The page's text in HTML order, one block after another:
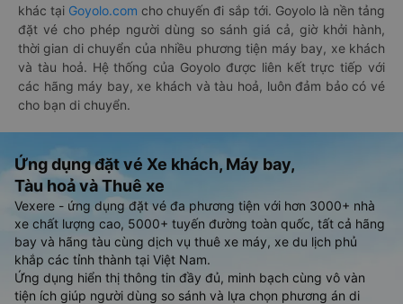
khác tại Goyolo.com cho chuyến đi sắp tới. Goyolo là nền tảng
đặt vé cho phép người dùng so sánh giá cả, giờ khởi hành,
thời gian di chuyển của nhiều phương tiện máy bay, xe khách
và tàu hoả. Hệ thống của Goyolo được liên kết trực tiếp với
các hãng máy bay, xe khách và tàu hoả, luôn đảm bảo có vé
cho bạn di chuyển.
Ứng dụng đặt vé Xe khách, Máy bay,
Tàu hoả và Thuê xe
Vexere - ứng dụng đặt vé đa phương tiện với hơn 3000+ nhà
xe chất lượng cao, 5000+ tuyến đường toàn quốc, tất cả hãng
bay và hãng tàu cùng dịch vụ thuê xe máy, xe du lịch phủ
khắp các tỉnh thành tại Việt Nam.
Ứng dụng hiển thị thông tin đầy đủ, minh bạch cùng vô vàn
tiện ích giúp người dùng so sánh và lựa chọn phương án di